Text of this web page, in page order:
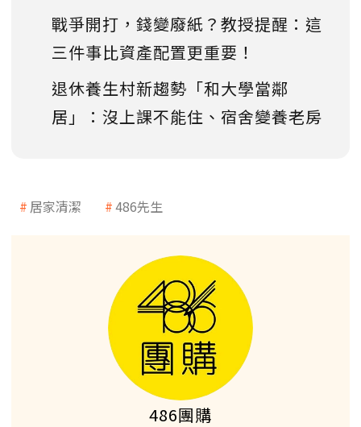
戰爭開打，錢變廢紙？教授提醒：這
三件事比資產配置更重要！
退休養生村新趨勢「和大學當鄰
居」：沒上課不能住、宿舍變養老房
居家清潔 486先生
486團購